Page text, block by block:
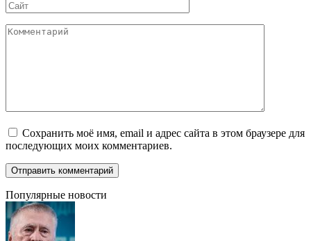
Сайт
Комментарий
Сохранить моё имя, email и адрес сайта в этом браузере для
последующих моих комментариев.
Популярные новости